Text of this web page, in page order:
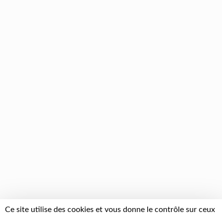
Ce site utilise des cookies et vous donne le contrôle sur ceux